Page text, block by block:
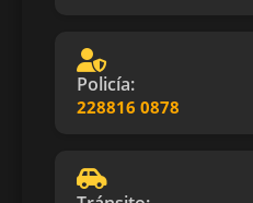
Policía:
228816 0878